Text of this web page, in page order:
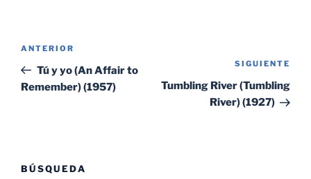
entradas
Entrada
anterior:
ANTERIOR
Tú y yo (An Affair to
Remember) (1957)
SIGUIENTE
Tumbling River (Tumbling
River) (1927)
BÚSQUEDA